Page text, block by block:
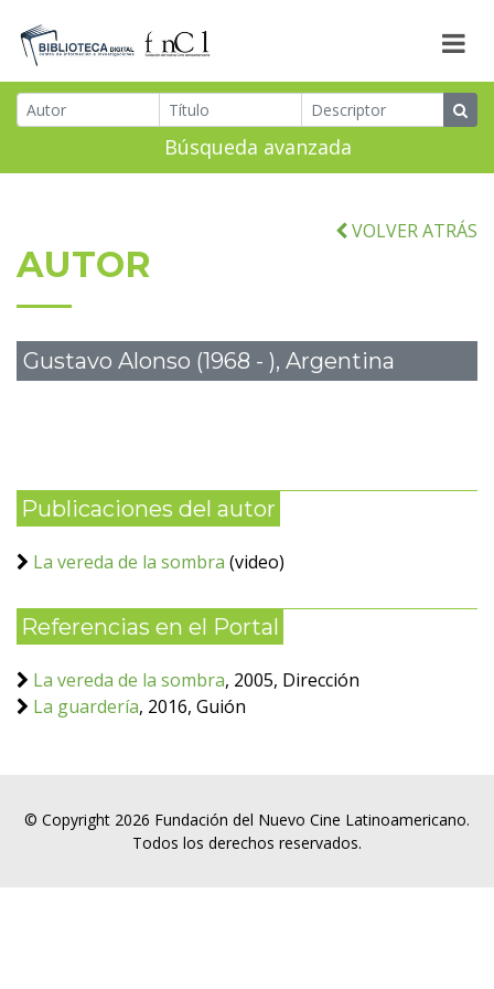
Búsqueda avanzada
VOLVER ATRÁS
AUTOR
Gustavo Alonso (1968 - ), Argentina
Publicaciones del autor
La vereda de la sombra (video)
Referencias en el Portal
La vereda de la sombra, 2005, Dirección
La guardería, 2016, Guión
© Copyright 2026 Fundación del Nuevo Cine Latinoamericano.
Todos los derechos reservados.